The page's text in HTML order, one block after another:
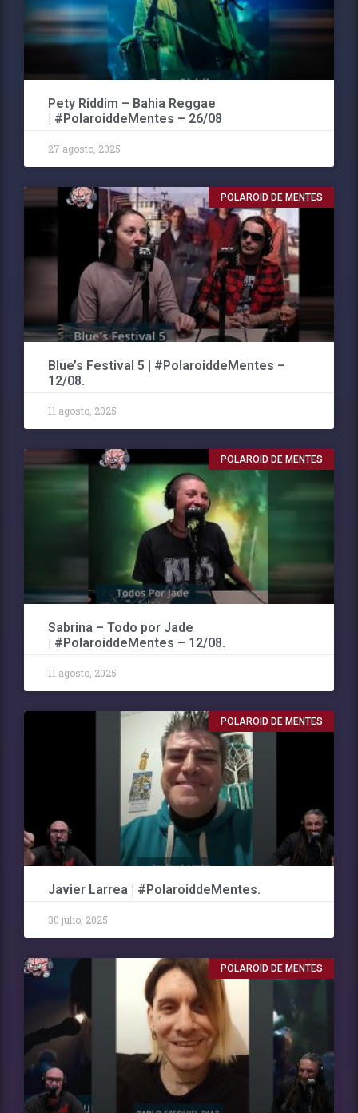
Pety Riddim – Bahia Reggae
| #PolaroiddeMentes – 26/08
27 agosto, 2025
POLAROID DE MENTES
Blue’s Festival 5 | #PolaroiddeMentes –
12/08.
11 agosto, 2025
POLAROID DE MENTES
Sabrina – Todo por Jade
| #PolaroiddeMentes – 12/08.
11 agosto, 2025
POLAROID DE MENTES
Javier Larrea | #PolaroiddeMentes.
30 julio, 2025
POLAROID DE MENTES